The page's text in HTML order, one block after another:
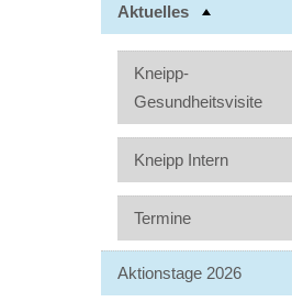
Aktuelles
Kneipp-
Gesundheitsvisite
Kneipp Intern
Termine
Aktionstage 2026